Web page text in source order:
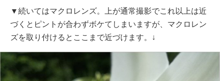
▼続いてはマクロレンズ。上が通常撮影でこれ以上は近
づくとピントが合わずボケてしまいますが、マクロレン
ズを取り付けるとここまで近づけます。↓